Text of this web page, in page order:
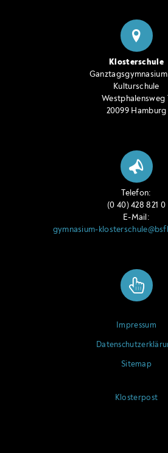
Klosterschule
Kulturschule
Westphalensweg
20099 Hamburg
Telefon:
(0 40) 428 821 0
E-Mail:
gymnasium-
Impressum
Sitemap
Klosterpost